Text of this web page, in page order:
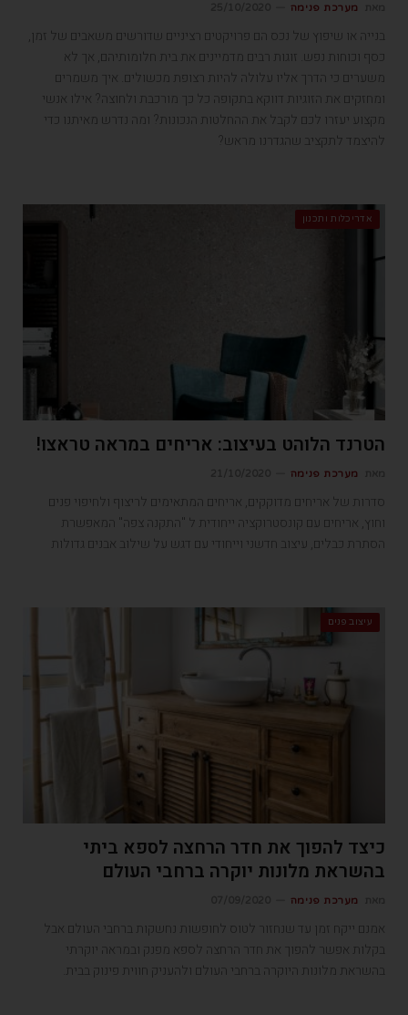
מערכת פנימה
בנייה או שיפוץ של נכס הם פרויקטים רציניים שדורשים משאבים של זמן,
כסף וכוחות נפש. זוגות רבים מדמיינים את בית חלומותיהם, אך לא
משערים כי הדרך אליו עלולה להיות רצופת מכשולים. איך משמרים
ומחזקים את הזוגיות דווקא בתקופה כל כך מורכבת ולחוצה? אילו אנשי
מקצוע יעזרו לכם לקבל את ההחלטות הנכונות? ומה נדרש מאיתנו כדי
להיצמד לתקציב שהגדרנו מראש?
אדריכלות ותכנון
הטרנד הלוהט בעיצוב: אריחים במראה טראצו!
מערכת פנימה
סדרות של אריחים מדוקקים, אריחים המתאימים לריצוף ולחיפוי פנים
וחוץ, אריחים עם קונסטרוקציה ייחודית ל "התקנה צפה" המאפשרת
הסתרת כבלים, עיצוב חדשני וייחודי עם דגש על שילוב אבנים גדולות
עיצוב פנים
כיצד להפוך את חדר הרחצה לספא ביתי
בהשראת מלונות יוקרה ברחבי העולם
מערכת פנימה
אמנם ייקח זמן עד שנחזור לטוס לחופשות נחשקות ברחבי העולם אבל
בקלות אפשר להפוך את חדר הרחצה לספא מפנק ובמראה יוקרתי
בהשראת מלונות היוקרה ברחבי העולם ולהעניק חווית פינוק בבית.